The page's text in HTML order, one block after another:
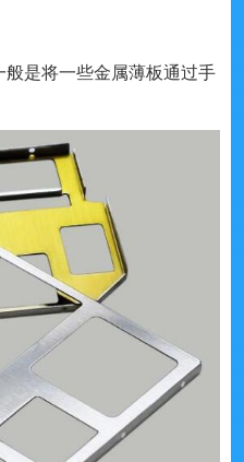
是将一些金属薄板通过手